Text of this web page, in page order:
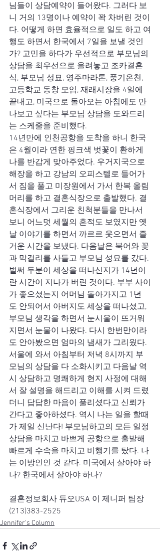
님들이 상담예약이 들어왔다. 그러다 보
니 거의 13명이나 예약이 꽉 차버린 것이
다. 어떻게 하면 효율적으로 일도 하고 여
행도 하면서 한국에서 7일을 보낼 것인
가? 고민을 하다가 우선적으로 부모님의
상담을 최우선으로 올려놓고 조카결혼
식, 부모님 성묘, 영주마라톤, 풍기온천,
고등학교 동창 모임, 재래시장을 4일에
끝내고, 미국으로 돌아오는 아침에도 만
나보고 싶다는 부모님 상담을 도와드리
는 스케줄을 준비했다.
14년만에 인천공항을 도착을 하니 한국
은 4월이라 연한 핑크색 벗꽃이 환하게
나를 반갑게 맞아주었다. 우거지국으로
해장을 하고 강남의 오피스텔로 들어가
서 짐을 풀고 미장원에서 가서 한복 올림
머리를 하고 결혼식장으로 출발했다. 결
혼식장에서 그리운 친척분들을 만나서
보니 어느덧 세월의 흔적도 보였지만 옛
날 이야기를 하면서 까르르 웃으면서 즐
거운 시간을 보냈다. 다음날은 북어와 꽃
과 막걸리를 사들고 부모님 성묘를 갔다.
벌써 두분이 세상을 떠나신지가 14년이
란 시간이 지나가 버린 것이다. 부부 사이
가 좋으셨는지 어머님 돌아가지고 1년
도 안되어서 아버지도 세상을 떠나셨고,
부모님 생각을 하면서 눈시울이 뜨거워
지면서 눈물이 나왔다. 다시 한번만이라
도 안아봤으면 엄마의 냄새가 그리웠다.
서울에 와서 아침부터 저녁 8시까지 부
모님의 상담을 다 소화시키고 다음날 역
시 상담하고 명쾌하게 현지 사정에 대해
서 잘 설명을 해드리고 이해를 시켜 드렸
더니 답답한 마음이 풀리셨다고 신뢰가
간다고 좋아하셨다. 역시 나는 일을 할때
가 제일 신난다! 부모님하고의 모든 일정
상담을 마치고 바쁘게 공항으로 출발해
빠르게 수속을 마치고 비행기를 탔다. 나
는 이방인인 것 같다. 미국에서 살아야 하
나? 한국에서 살아야 하나?
결혼정보회사 듀오USA 이 제니퍼 팀장
(213)383-2525
Jennifer's Column